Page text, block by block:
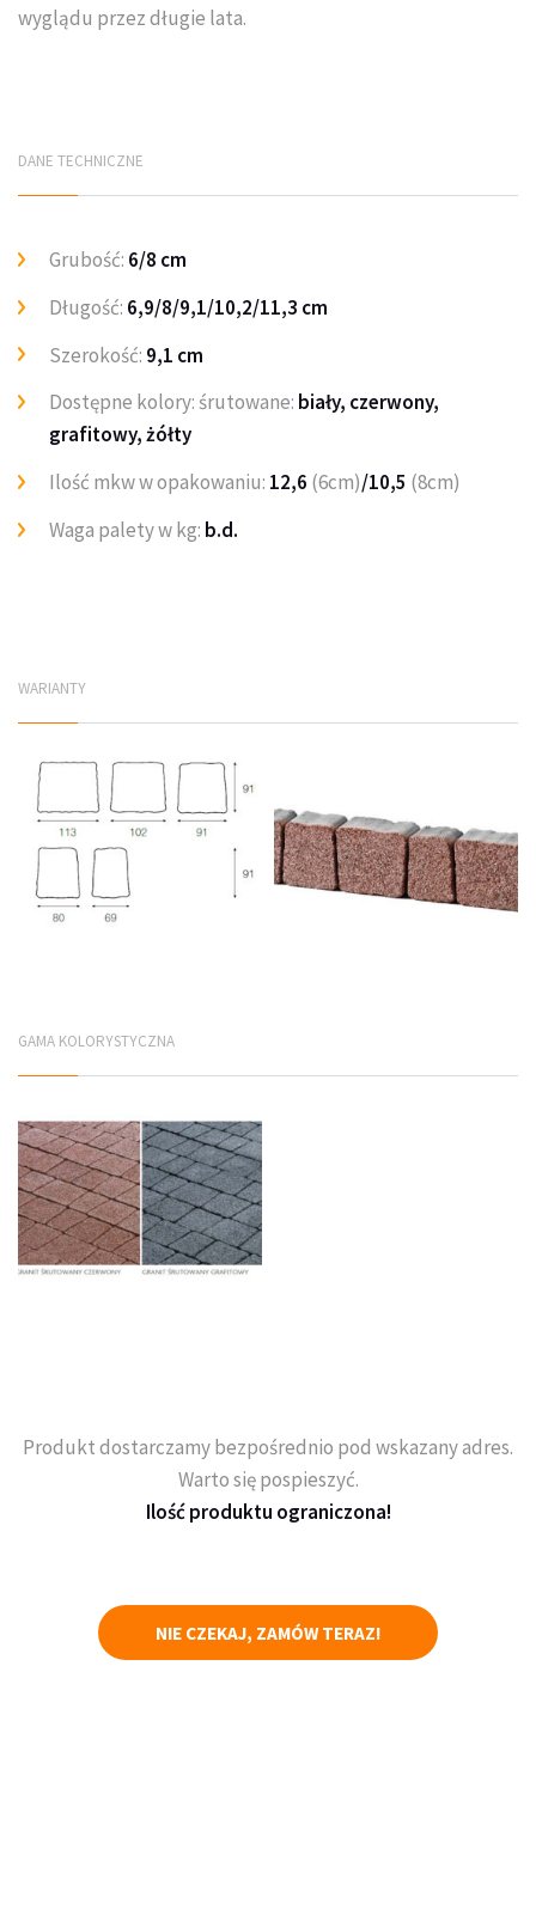
wyglądu przez długie lata.
DANE TECHNICZNE
Grubość: 6/8 cm
Długość: 6,9/8/9,1/10,2/11,3 cm
Szerokość: 9,1 cm
Dostępne kolory: śrutowane: biały, czerwony,
grafitowy, żółty
Ilość mkw w opakowaniu: 12,6 (6cm)/10,5 (8cm)
Waga palety w kg: b.d.
WARIANTY
GAMA KOLORYSTYCZNA
Produkt dostarczamy bezpośrednio pod wskazany adres.
Warto się pospieszyć.
Ilość produktu ograniczona!
NIE CZEKAJ, ZAMÓW TERAZ!